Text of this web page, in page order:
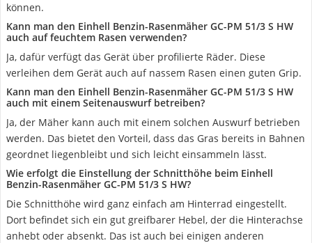
können.
Kann man den Einhell Benzin-Rasenmäher GC-PM 51/3 S HW
auch auf feuchtem Rasen verwenden?
Ja, dafür verfügt das Gerät über profilierte Räder. Diese
verleihen dem Gerät auch auf nassem Rasen einen guten Grip.
Kann man den Einhell Benzin-Rasenmäher GC-PM 51/3 S HW
auch mit einem Seitenauswurf betreiben?
Ja, der Mäher kann auch mit einem solchen Auswurf betrieben
werden. Das bietet den Vorteil, dass das Gras bereits in Bahnen
geordnet liegenbleibt und sich leicht einsammeln lässt.
Wie erfolgt die Einstellung der Schnitthöhe beim Einhell
Benzin-Rasenmäher GC-PM 51/3 S HW?
Die Schnitthöhe wird ganz einfach am Hinterrad eingestellt.
Dort befindet sich ein gut greifbarer Hebel, der die Hinterachse
anhebt oder absenkt. Das ist auch bei einigen anderen